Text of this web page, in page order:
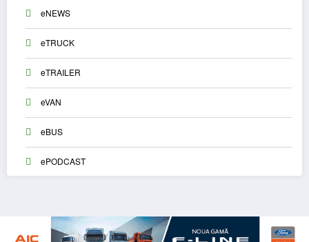
eNEWS
eTRUCK
eTRAILER
eVAN
eBUS
ePODCAST